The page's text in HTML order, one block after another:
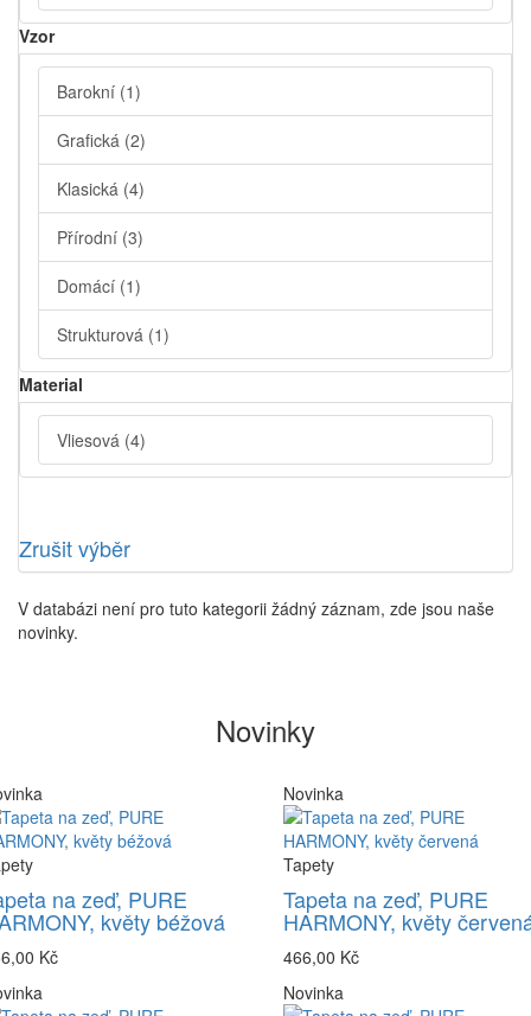
Vzor
Barokní (1)
Grafická (2)
Klasická (4)
Přírodní (3)
Domácí (1)
Strukturová (1)
Material
Vliesová (4)
Zrušit výběr
V databázi není pro tuto kategorii žádný záznam, zde jsou naše
novinky.
Novinky
na zeď, PURE
květy béžová
Kč
Novinka
Tapety
Tapeta na zeď, PURE
HARMONY, květy
466,00 Kč
Novinka